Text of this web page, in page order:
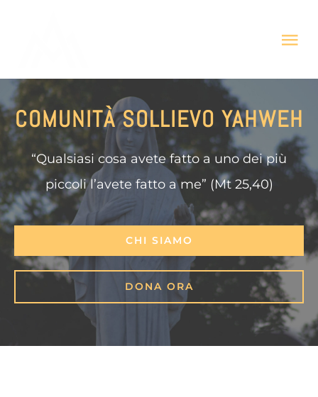
HOME
CHI SIAMO
COSA FACCIAMO
DONA ORA
COMUNITÀ SOLLIEVO YAHWEH
“Qualsiasi cosa avete fatto a uno dei più
piccoli l’avete fatto a me” (Mt 25,40)
CHI SIAMO
DONA ORA